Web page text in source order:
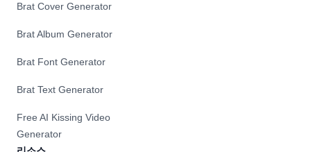
Brat Cover Generator
Brat Album Generator
Brat Font Generator
Brat Text Generator
Free AI Kissing Video
Generator